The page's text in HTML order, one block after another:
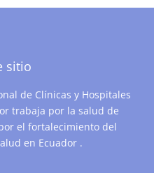
sitio
de Clínicas y Hospitales
trabaja por la salud de
el fortalecimiento del
en Ecuador .